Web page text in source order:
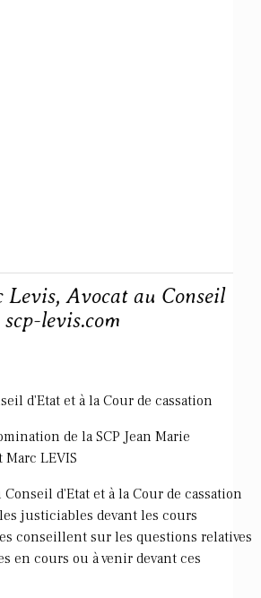
Levis, Avocat au Conseil
levis.com
d'Etat et à la Cour de cassation
de la SCP Jean Marie
Marc LEVIS
Conseil d'Etat et à la Cour de cassation
justiciables devant les cours
conseillent sur les questions relatives
en cours ou à venir devant ces